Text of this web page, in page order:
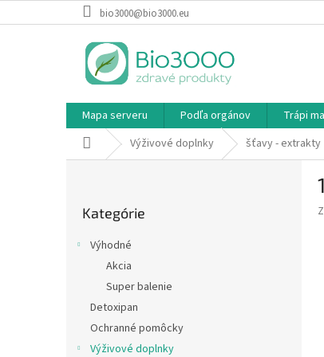
na
bio3000@bio3000.eu
Mapa serveru Podľa orgánov Trápi ma
DomovVýživové doplnky šťavy - extrakty
kategórie
Kategórie
Výhodné
Akcia
Super balenie
Detoxipan
Ochranné pomôcky
Výživové doplnky